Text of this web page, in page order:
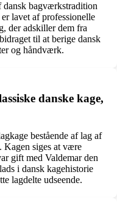
bagværkstradition
lavet af professionelle
der adskiller dem fra
til at berige dansk
og håndværk.
danske kage,
bestående af lag af
Kagen siges at være
gift med Valdemar den
i dansk kagehistorie
lagdelte udseende.